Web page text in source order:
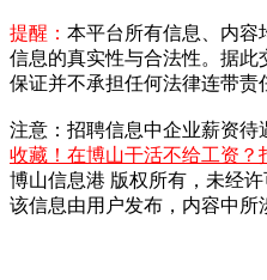
提醒： 本平台所有信息、内容
信息的真实性与合法性。据
保证并不承担任何法律连带责
注意：招聘信息中企业薪资待
收藏！在博山干活不给工资？
博山信息港 版权所有，未经
该信息由用户发布，内容中